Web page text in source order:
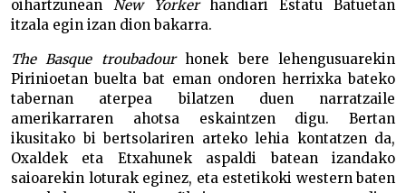
oihartzunean New Yorkerhandiari Estatu Batuetan
itzala egin izan dion bakarra.
The Basque troubadourhonek bere lehengusuarekin
Pirinioetan buelta bat eman ondoren herrixka bateko
tabernan aterpea bilatzen duen narratzaile
amerikarraren ahotsa eskaintzen digu. Bertan
ikusitako bi bertsolariren arteko lehia kontatzen da,
Oxaldek eta Etxahunek aspaldi batean izandako
saioarekin loturak eginez, eta estetikoki western baten